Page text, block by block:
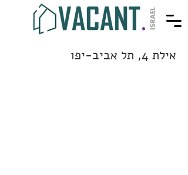
אילת 4, תל אביב-יפו